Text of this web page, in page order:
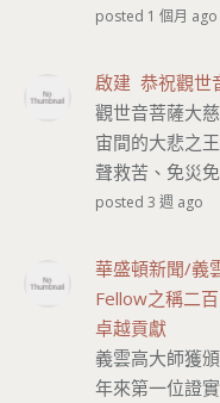
posted 1 個月 ago
啟建 恭祝觀世
觀世音菩薩大
宙間的大悲之
聲救苦、免災
posted 3 週 ago
華盛頓新聞/義
Fellow之稱二
卓越貢獻
義雲高大師獲
年來第一位證